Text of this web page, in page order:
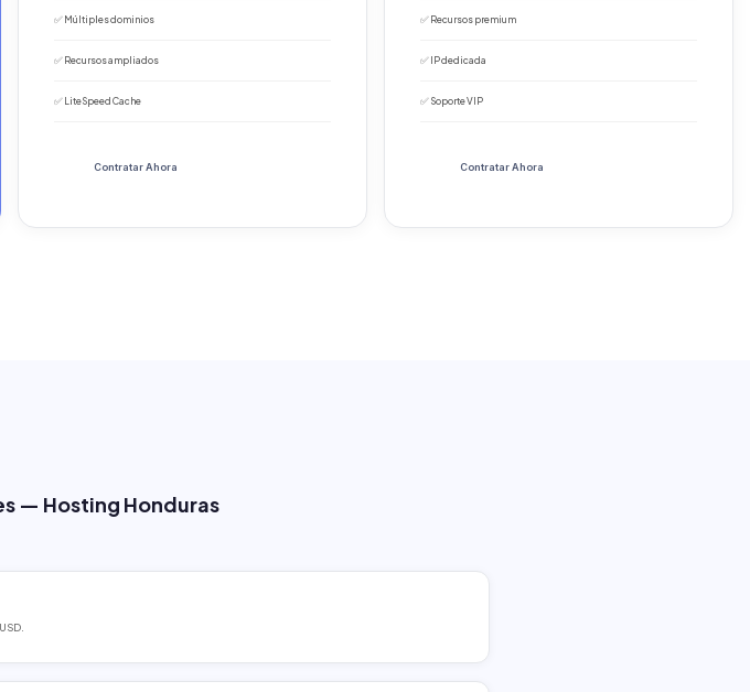
✅ Múltiples dominios
✅ Recursos ampliados
✅ LiteSpeed Cache
Contratar Ahora
✅ Recursos premium
✅ IP dedicada
✅ Soporte VIP
Contratar Ahora
— Hosting Honduras